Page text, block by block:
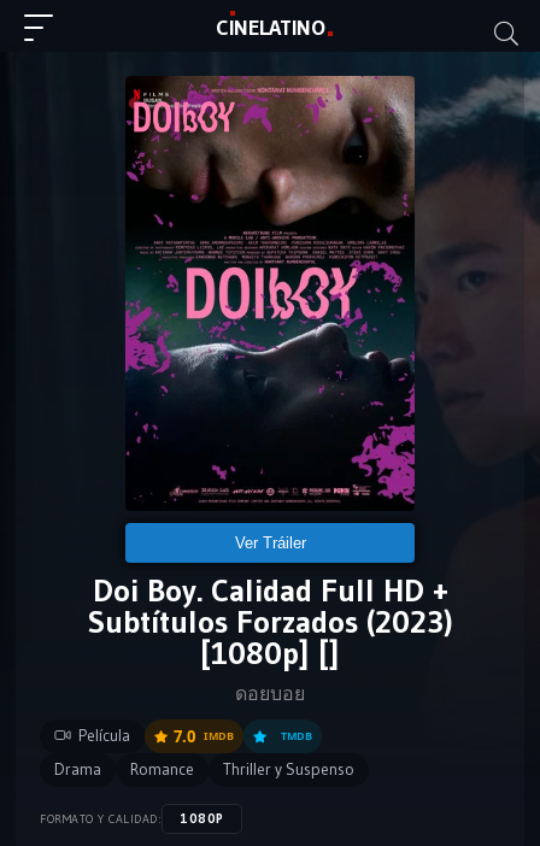
CINELATINO
Ver Tráiler
Doi Boy. Calidad Full HD +
Subtítulos Forzados (2023)
[1080p] []
ดอยบอย
Película 7.0 IMDB TMDB
Drama Romance Thriller y Suspenso
FORMATO Y CALIDAD: 1080P